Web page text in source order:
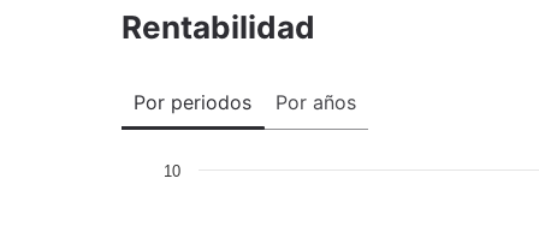
Rentabilidad
Por periodos Por años
10